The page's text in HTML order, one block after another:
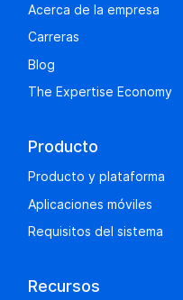
Acerca de la empresa
Carreras
Blog
The Expertise Economy
Producto
Producto y plataforma
Aplicaciones móviles
Requisitos del sistema
Recursos